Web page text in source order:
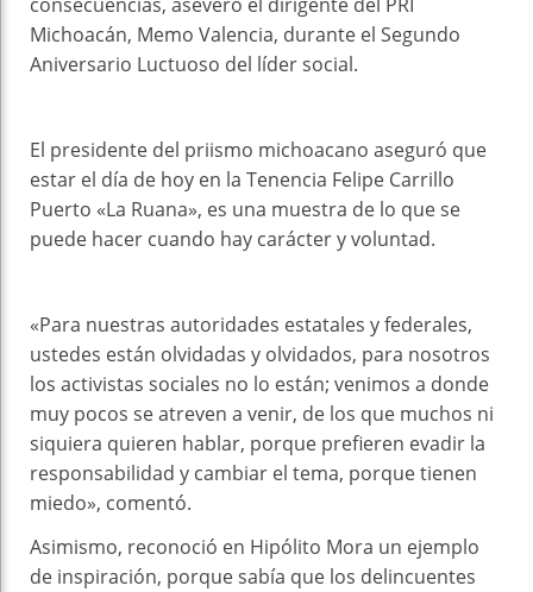
Michoacán, Memo Valencia, durante el Segundo
Aniversario Luctuoso del líder social.
El presidente del priismo michoacano aseguró que
estar el día de hoy en la Tenencia Felipe Carrillo
Puerto «La Ruana», es una muestra de lo que se
puede hacer cuando hay carácter y voluntad.
«Para nuestras autoridades estatales y federales,
ustedes están olvidadas y olvidados, para nosotros
los activistas sociales no lo están; venimos a donde
muy pocos se atreven a venir, de los que muchos ni
siquiera quieren hablar, porque prefieren evadir la
responsabilidad y cambiar el tema, porque tienen
miedo», comentó.
Asimismo, reconoció en Hipólito Mora un ejemplo
de inspiración, porque sabía que los delincuentes